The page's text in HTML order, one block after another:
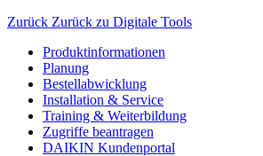
Zurück Zurück zu Digitale Tools
Produktinformationen
Planung
Bestellabwicklung
Installation & Service
Training & Weiterbildung
Zugriffe beantragen
DAIKIN Kundenportal